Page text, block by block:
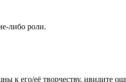
либо роли.
к его/её творчеству, ивидите